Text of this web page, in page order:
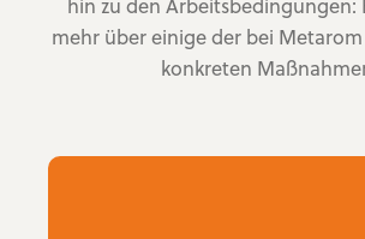
hin zu den Arbeitsbedingungen:
mehr über einige der bei
konkreten